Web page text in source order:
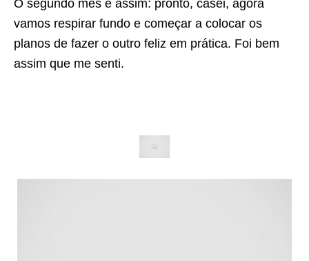
O segundo mês é assim: pronto, casei, agora
vamos respirar fundo e começar a colocar os
planos de fazer o outro feliz em prática. Foi bem
assim que me senti.